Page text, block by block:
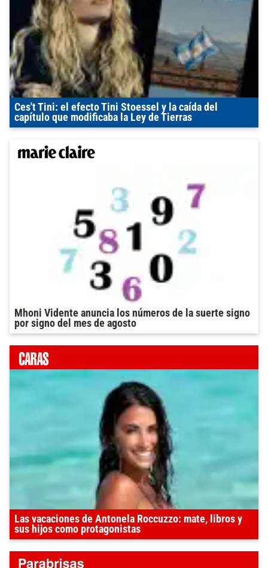
Ces't Tini: el efecto Tini Stoessel y la caída del
capítulo que modificaba la Ley de Tierras
Mhoni Vidente anuncia los números de la suerte signo
por signo del mes de agosto
Las vacaciones de Antonela Roccuzzo: mate, libros y
sus hijos como protagonistas